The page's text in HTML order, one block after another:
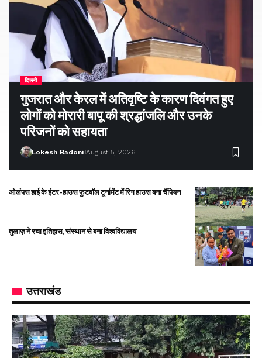
दिल्ली
गुजरात और केरल में अतिवृष्टि के कारण दिवंगत हुए
लोगों को मोरारी बापू की श्रद्धांजलि और उनके
परिजनों को सहायता
Lokesh Badoni August 5, 2026
ओलंपस हाई के इंटर-हाउस फुटबॉल टूर्नामेंट में रिग हाउस बना चैंपियन
तुलाज़ ने रचा इतिहास, संस्थान से बना विश्वविद्यालय
उत्तराखंड